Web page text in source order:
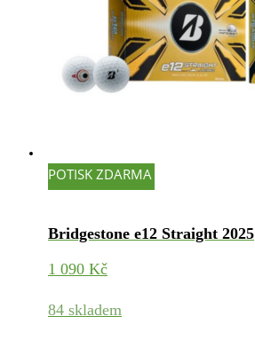
POTISK ZDARMA
Bridgestone e12 Straight 2025
1 090 Kč
84 skladem